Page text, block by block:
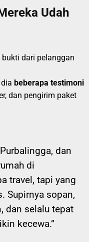
Udah
dari pelanggan
beberapa testimoni
dan pengirim paket
dan
di
travel, tapi yang
Supirnya sopan,
dan selalu tepat
kecewa.”